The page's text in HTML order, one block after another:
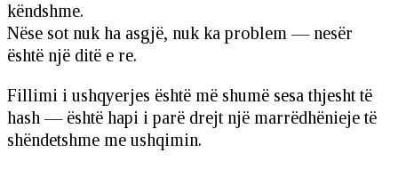
këndshme.
Nëse sot nuk ha asgjë, nuk ka problem — nesër
është një ditë e re.
Fillimi i ushqyerjes është më shumë sesa thjesht të
hash — është hapi i parë drejt një marrëdhënieje të
shëndetshme me ushqimin.